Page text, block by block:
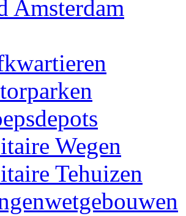
Amsterdam
Wegen
Tehuizen